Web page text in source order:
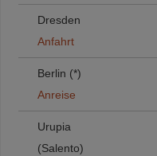
Dresden
Anfahrt
Berlin (*)
Anreise
Urupia
(Salento)